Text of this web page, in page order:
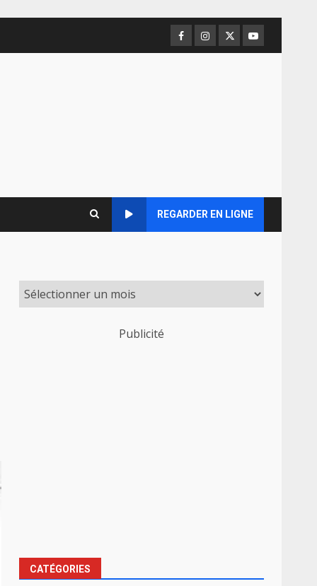
Facebook
Instagram
TwitterYoutube
REGARDER EN LIGNE
Publicité
CATÉGORIES